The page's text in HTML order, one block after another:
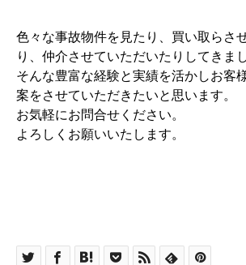
色々な事故物件を見たり、買い取らさ
り、仲介させていただいたりしてきまし
そんな豊富な経験と実績を活かしお客
案をさせていただきたいと思います。
お気軽にお問合せください。
よろしくお願いいたします。